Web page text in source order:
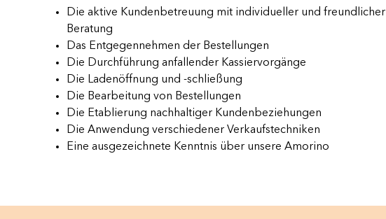
Die aktive Kundenbetreuung mit individueller und freundlicher
Beratung
Das Entgegennehmen der Bestellungen
Die Durchführung anfallender Kassiervorgänge
Die Ladenöffnung und -schließung
Die Bearbeitung von Bestellungen
Die Etablierung nachhaltiger Kundenbeziehungen
Die Anwendung verschiedener Verkaufstechniken
Eine ausgezeichnete Kenntnis über unsere Amorino